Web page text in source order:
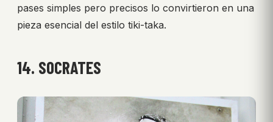
pases simples pero precisos lo convirtieron en una
pieza esencial del estilo tiki-taka.
14. SOCRATES